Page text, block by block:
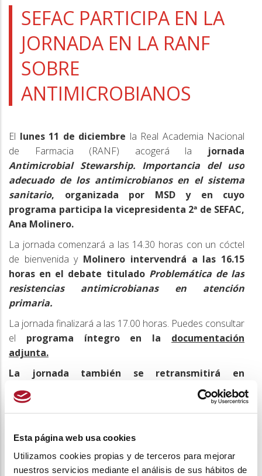
Esta página web usa cookies
Utilizamos cookies propias y de terceros para mejorar
nuestros servicios mediante el análisis de sus hábitos de
la
navegación
SEFAC PARTICIPA EN LA
JORNADA EN LA RANF
SOBRE
ANTIMICROBIANOS
El lunes 11 de diciembre la Real Academia Nacional
de Farmacia (RANF) acogerá la jornada
Antimicrobial Stewarship. Importancia del uso
adecuado de los antimicrobianos en el sistema
sanitario, organizada por MSD
y en cuyo
programa participa la vicepresidenta 2ª de SEFAC,
Ana Molinero.
La jornada comenzará a las 14.30 horas con un cóctel
de bienvenida y Molinero intervendrá a las 16.15
horas en el debate titulado Problemática de las
resistencias antimicrobianas en atención
primaria.
La jornada finalizará a las 17.00 horas. Puedes consultar
el programa íntegro en la documentación
adjunta.
La jornada también se retransmitirá en
streaming
del portal
de MSD
No obstante, los interesados tienen que
darse de alta previamentecon suficiente antelación.
Agenda Ranf 11 diciembre (2).pdf
KB)